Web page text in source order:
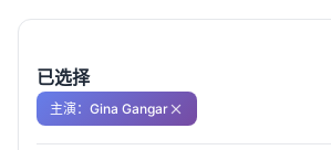
已选择
主演：Gina Gangar